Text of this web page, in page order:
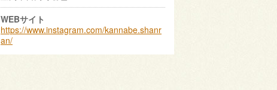
WEBサイト
https://www.instagram.com/kannabe.shanr
an/